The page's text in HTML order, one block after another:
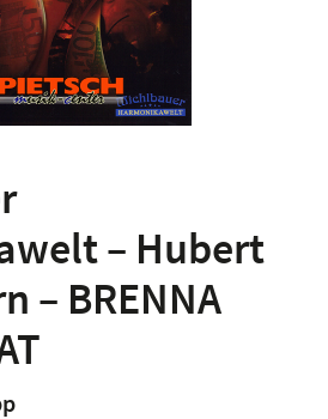
– Hubert
– BRENNA